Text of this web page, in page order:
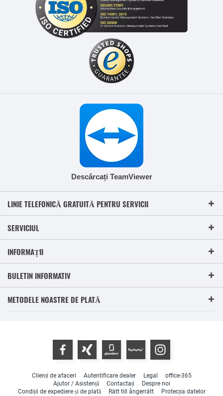
Descărcați TeamViewer
LINIE TELEFONICĂ GRATUITĂ PENTRU SERVICII
SERVICIUL
INFORMAȚII
BULETIN INFORMATIV
METODELE NOASTRE DE PLATĂ
Clienți de afaceri Autentificare dealer Legal
office-365
Ajutor / Asistență
Contactați
Despre noi
Condiții de expediere și de plată
Rätt till ångerrätt Protecția datelor